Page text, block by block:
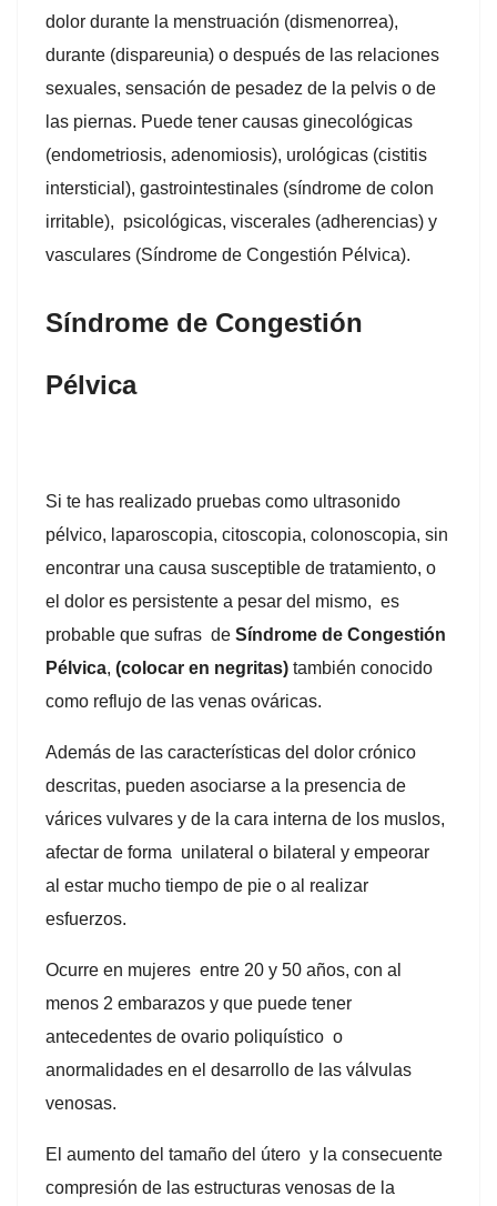
dolor durante la menstruación (dismenorrea),
durante (dispareunia) o después de las relaciones
sexuales, sensación de pesadez de la pelvis o de
las piernas. Puede tener causas ginecológicas
(endometriosis, adenomiosis), urológicas (cistitis
intersticial), gastrointestinales (síndrome de colon
irritable), psicológicas, viscerales (adherencias) y
vasculares (Síndrome de Congestión Pélvica).
Síndrome de Congestión
Pélvica
Si te has realizado pruebas como ultrasonido
pélvico, laparoscopia, citoscopia, colonoscopia, sin
encontrar una causa susceptible de tratamiento, o
el dolor es persistente a pesar del mismo, es
probable que sufras de Síndrome de Congestión
Pélvica, (colocar en negritas) también conocido
como reflujo de las venas ováricas.
Además de las características del dolor crónico
descritas, pueden asociarse a la presencia de
várices vulvares y de la cara interna de los muslos,
afectar de forma unilateral o bilateral y empeorar
al estar mucho tiempo de pie o al realizar
esfuerzos.
Ocurre en mujeres entre 20 y 50 años, con al
menos 2 embarazos y que puede tener
antecedentes de ovario poliquístico o
anormalidades en el desarrollo de las válvulas
venosas.
El aumento del tamaño del útero y la consecuente
compresión de las estructuras venosas de la